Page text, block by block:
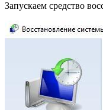
Запускаем средство